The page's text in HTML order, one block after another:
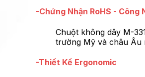
-Chứng Nhận RoHS - Công
Chuột không dây M-
trường Mỹ và châu Âu
-Thiết Kế Ergonomic